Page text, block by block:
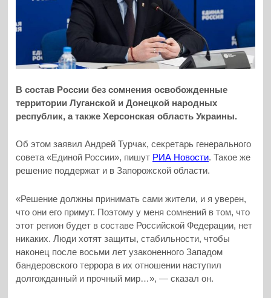
В состав России без сомнения освобожденные
территории Луганской и Донецкой народных
республик, а также Херсонская область Украины.
Об этом заявил Андрей Турчак, секретарь генерального
совета «Единой России», пишут РИА Новости. Такое же
решение поддержат и в Запорожской области.
«Решение должны принимать сами жители, и я уверен,
что они его примут. Поэтому у меня сомнений в том, что
этот регион будет в составе Российской Федерации, нет
никаких. Люди хотят защиты, стабильности, чтобы
наконец после восьми лет узаконенного Западом
бандеровского террора в их отношении наступил
долгожданный и прочный мир…», — сказал он.